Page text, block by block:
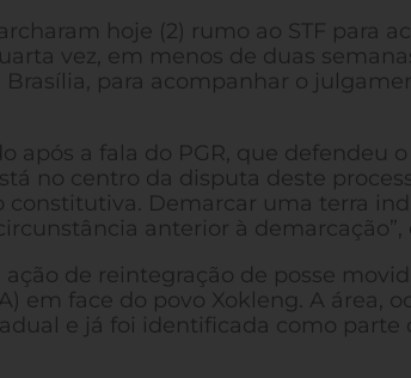
hoje (2) rumo ao STF para
vez, em menos de duas
para acompanhar o
após a fala do PGR, que defendeu
no centro da disputa deste
Demarcar uma terra
anterior à demarcação”,
de reintegração de posse
em face do povo Xokleng. A área,
e já foi identificada como parte